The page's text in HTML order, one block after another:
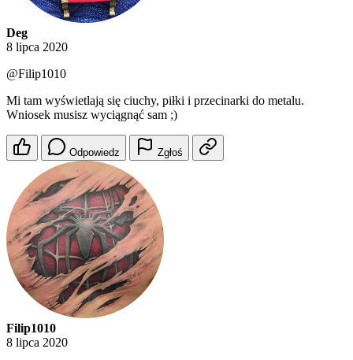
Deg
8 lipca 2020
@Filip1010
Mi tam wyświetlają się ciuchy, piłki i przecinarki do metalu.
Wniosek musisz wyciągnąć sam ;)
Odpowiedz Zgłoś
Filip1010
8 lipca 2020